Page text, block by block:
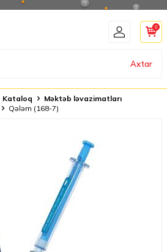
Axtar
0
Kataloq
Məktəb ləvazimatları
Qələm (168-7)